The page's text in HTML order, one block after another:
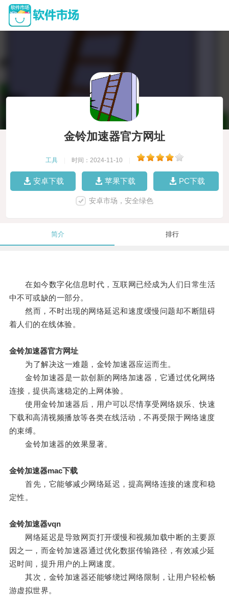
金铃加速器官方网址
工具 时间：2024-11-10
安卓下载 苹果下载 PC下载
安卓市场，安全绿色
简介 排行
在如今数字化信息时代，互联网已经成为人们日常生活
中不可或缺的一部分。
然而，不时出现的网络延迟和速度缓慢问题却不断阻碍
着人们的在线体验。
金铃加速器官方网址
为了解决这一难题，金铃加速器应运而生。
金铃加速器是一款创新的网络加速器，它通过优化网络
连接，提供高速稳定的上网体验。
使用金铃加速器后，用户可以尽情享受网络娱乐、快速
下载和高清视频播放等各类在线活动，不再受限于网络速度
的束缚。
金铃加速器的效果显著。
金铃加速器mac下载
首先，它能够减少网络延迟，提高网络连接的速度和稳
定性。
金铃加速器vqn
网络延迟是导致网页打开缓慢和视频加载中断的主要原
因之一，而金铃加速器通过优化数据传输路径，有效减少延
迟时间，提升用户的上网速度。
其次，金铃加速器还能够绕过网络限制，让用户轻松畅
游虚拟世界。